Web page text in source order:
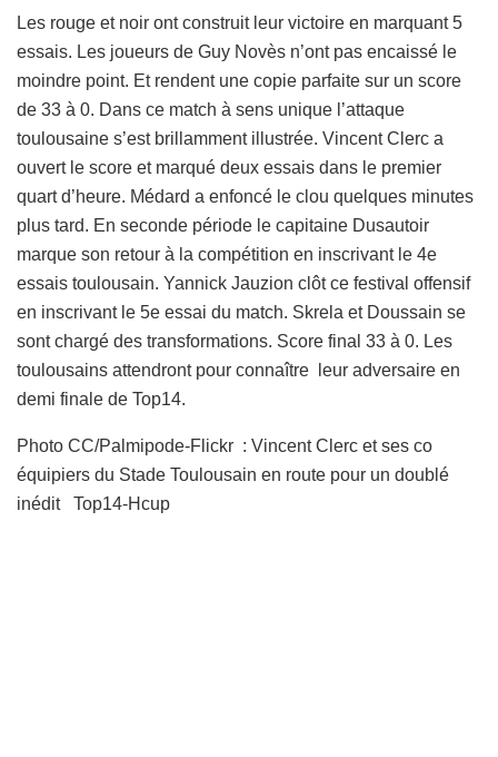
Les rouge et noir ont construit leur victoire en marquant 5
essais. Les joueurs de Guy Novès n’ont pas encaissé le
moindre point. Et rendent une copie parfaite sur un score
de 33 à 0. Dans ce match à sens unique l’attaque
toulousaine s’est brillamment illustrée. Vincent Clerc a
ouvert le score et marqué deux essais dans le premier
quart d’heure. Médard a enfoncé le clou quelques minutes
plus tard. En seconde période le capitaine Dusautoir
marque son retour à la compétition en inscrivant le 4e
essais toulousain. Yannick Jauzion clôt ce festival offensif
en inscrivant le 5e essai du match. Skrela et Doussain se
sont chargé des transformations. Score final 33 à 0. Les
toulousains attendront pour connaître leur adversaire en
demi finale de Top14.
Photo CC/Palmipode-Flickr : Vincent Clerc et ses co
équipiers du Stade Toulousain en route pour un doublé
inédit Top14-Hcup